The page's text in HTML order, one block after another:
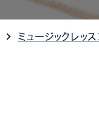
ミュージックレッ